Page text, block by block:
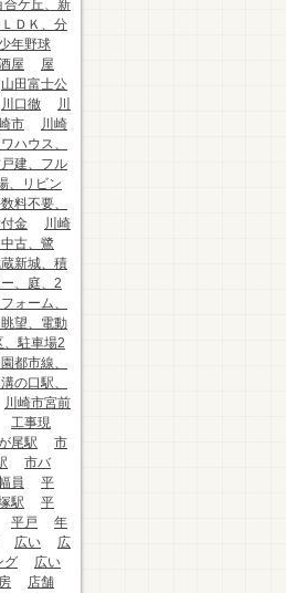
合ケ丘、新
ＤＫ、分
少年野球
屋
屋
山田富士公
川口徹
川
市
川崎
ハウス、
建、フル
、リビン
料不要、
金
川崎
古、鷺
新城、積
、庭、2
ォーム、
望、電動
、駐車場2
都市線、
の口駅、
川崎市宮前
工事現
尾駅
市
市バ
員
平
駅
平
平戸
年
広い
広
グ
広い
店舗